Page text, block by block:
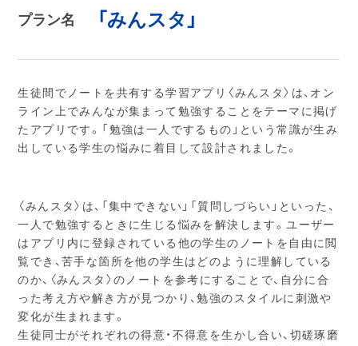
プラン名 「みんスタ」
生徒間でノートを共有する学習アプリ〈みんスタ〉は、オン
ライン上でみんなが集まって勉強することをテーマに掲げ
たアプリです。「勉強は一人でするもの」という常識が生み
出している学生の悩みに着目して設計されました。
〈みんスタ〉は、「集中できない」「質問しづらい」といった、
一人で勉強するときに生じる悩みを解決します。ユーザー
はアプリ内に登録されている他の学生のノートを自由に閲
覧でき、苦手な箇所を他の学生はどのように理解している
のか、〈みんスタ〉のノートを参考にすることで、自分に合
った考え方や解き方が見つかり、勉強のスタイルに刺激や
変化が生まれます。
生徒同士がそれぞれの得意・不得意を生かし合い、切磋琢磨